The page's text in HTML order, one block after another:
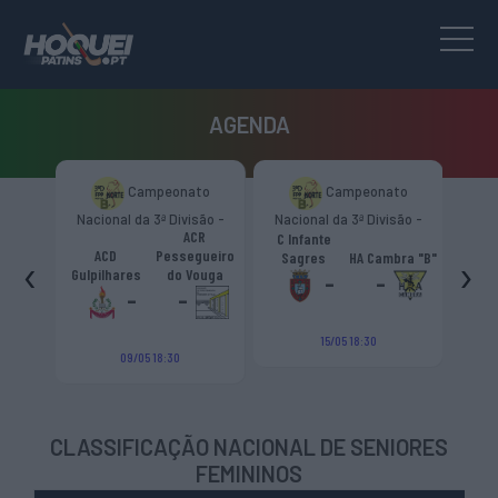
AGENDA
"B"
Campeonato
Nacional da 3ª Divisão -
Zona Norte “B”
ACD
Gulpilhares
-
ACR
Pessegueiro
do Vouga
-
09/05 18:30
Campeonato
Nacional da 3ª Divisão -
Zona Norte “B”
C Infante
Sagres
-
HA Cambra "B"
-
15/05 18:30
‹ ›
CLASSIFICAÇÃO NACIONAL DE SENIORES
FEMININOS